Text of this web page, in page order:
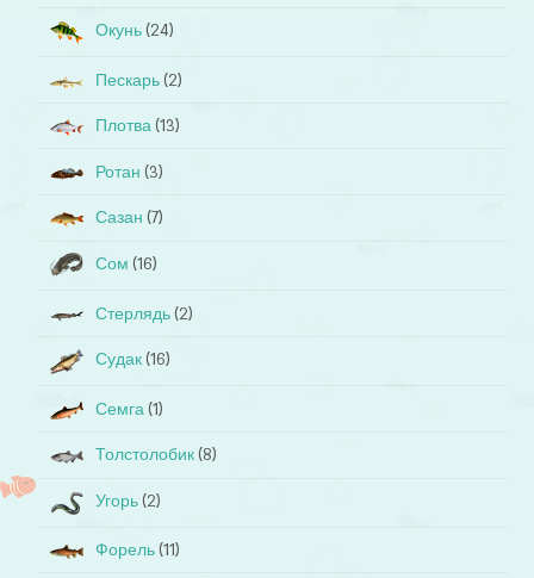
Окунь (24)
Пескарь (2)
Плотва (13)
Ротан (3)
Сазан (7)
Сом (16)
Стерлядь (2)
Судак (16)
Семга (1)
Толстолобик (8)
Угорь (2)
Форель (11)